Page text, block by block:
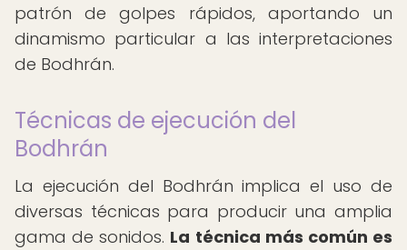
patrón de golpes rápidos, aportando un
dinamismo particular a las interpretaciones
de Bodhrán.
Técnicas de ejecución del
Bodhrán
La ejecución del Bodhrán implica el uso de
diversas técnicas para producir una amplia
gama de sonidos. La técnica más común es